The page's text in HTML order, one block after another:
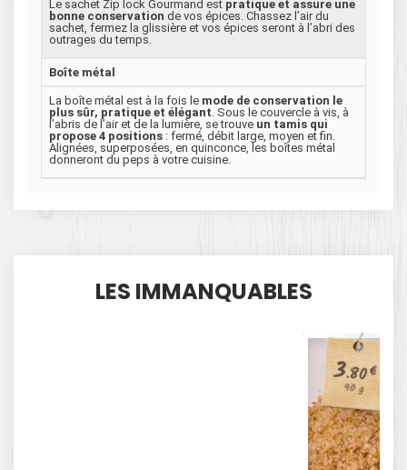
Le sachet Zip lock Gourmand est pratique et assure une
bonne conservation de vos épices. Chassez l’air du
sachet, fermez la glissière et vos épices seront à l’abri des
outrages du temps.
Boîte métal
La boîte métal est à la fois le mode de conservation le
plus sûr, pratique et élégant. Sous le couvercle à vis, à
l’abris de l’air et de la lumière, se trouve un tamis qui
propose 4 positions : fermé, débit large, moyen et fin.
Alignées, superposées, en quinconce, les boîtes métal
donneront du peps à votre cuisine.
LES IMMANQUABLES
3.80€
90 g